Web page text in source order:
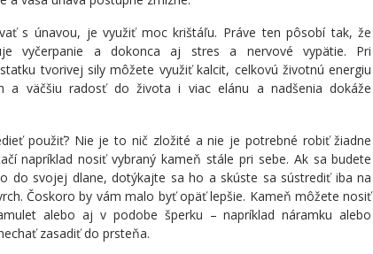
s únavou, je využiť moc krištáľu. Práve ten pôsobí tak, že
vyčerpanie a dokonca aj stres a nervové vypätie. Pri
tvorivej sily môžete využiť kalcit, celkovú životnú energiu
a väčšiu radosť do života i viac elánu a nadšenia dokáže
použiť? Nie je to nič zložité a nie je potrebné robiť žiadne
napríklad nosiť vybraný kameň stále pri sebe. Ak sa budete
do svojej dlane, dotýkajte sa ho a skúste sa sústrediť iba na
Čoskoro by vám malo byť opäť lepšie. Kameň môžete nosiť
alebo aj v podobe šperku – napríklad náramku alebo
zasadiť do prsteňa.